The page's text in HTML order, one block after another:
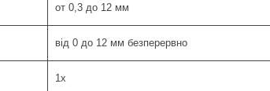
от 0,3 до 12 мм
від 0 до 12 мм безперервно
1х